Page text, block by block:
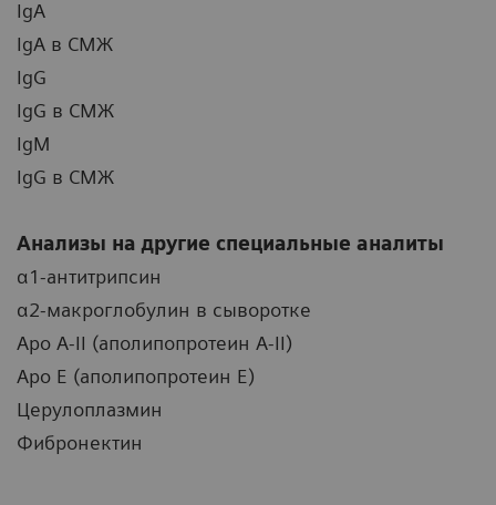
IgA
IgA в СМЖ
IgG
IgG в СМЖ
IgM
IgG в СМЖ
Анализы на другие специальные аналиты
α1-антитрипсин
α2-макроглобулин в сыворотке
Apo A-II (аполипопротеин A-II)
Apo E (аполипопротеин E)
Церулоплазмин
Фибронектин